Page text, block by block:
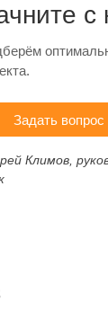
с
Задать вопрос
Климов,